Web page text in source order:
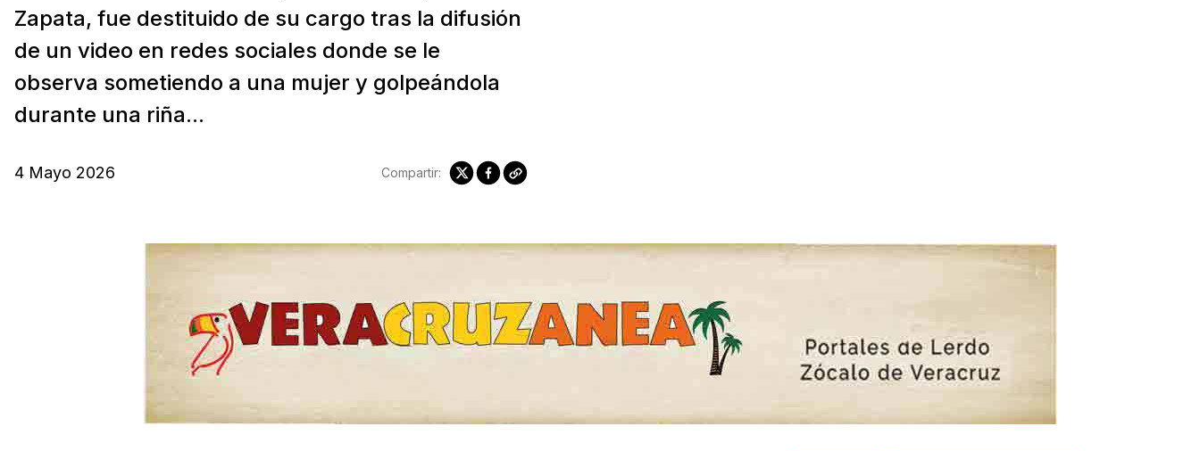
Zapata, fue destituido de su cargo tras la difusión
de un video en redes sociales donde se le
observa sometiendo a una mujer y golpeándola
durante una riña...
4 Mayo 2026 Compartir: